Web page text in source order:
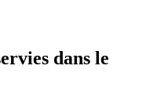
dans le